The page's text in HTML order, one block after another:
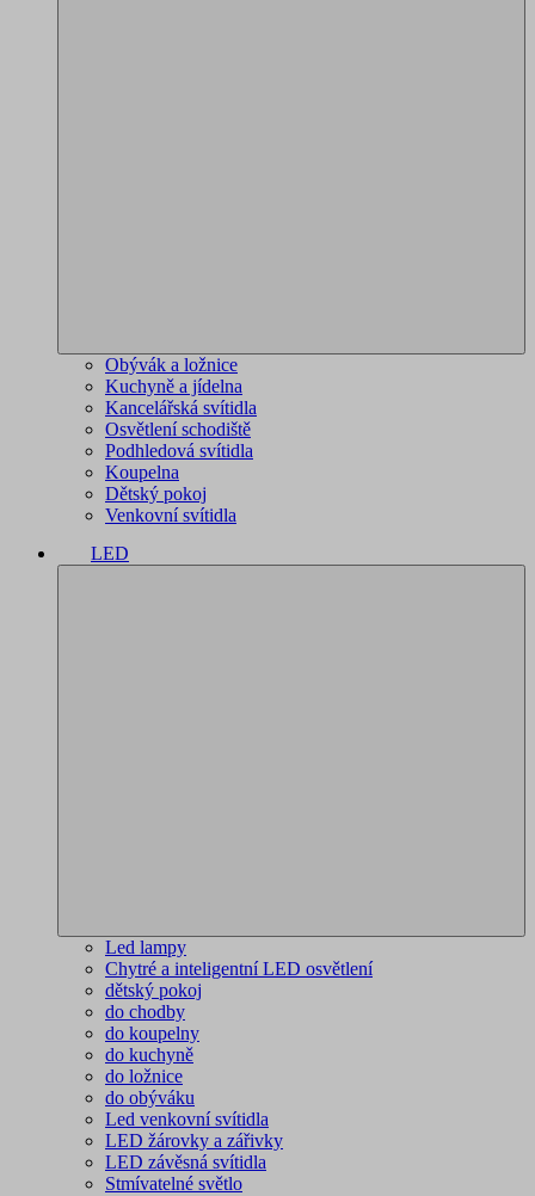
Obývák a ložnice
Kuchyně a jídelna
Kancelářská svítidla
Osvětlení schodiště
Podhledová svítidla
Koupelna
Dětský pokoj
Venkovní svítidla
LED
Led lampy
Chytré a inteligentní LED osvětlení
dětský pokoj
do chodby
do koupelny
do kuchyně
do ložnice
do obýváku
Led venkovní svítidla
LED žárovky a zářivky
LED závěsná svítidla
Stmívatelné světlo